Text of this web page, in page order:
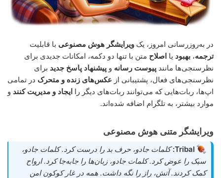
در به‌روزرسانی امروز، یک ویرایشگر هوش مصنوعی با قابلیت
ترجمه، بهبود یا اصلاح متن با تنها دو دکمه، امکانات جدیدی برای
نظرسنجی‌ها مانند پیوست رسانه و پیشنهاد پاسخ جدید برای
نظرسنجی‌های فعال، پشتیبانی از عکس‌های زنده و متحرک در تمامی
اپ‌ها، ربات‌هایی که می‌توانند ربات‌های دیگر را ایجاد و مدیریت کنند و
موارد بیشتر، به تلگرام اضافه شده‌اند.
ویرایشگر متنی هوش مصنوعی
Tribal: کلمات جادو، حرف بد را درست کرد. کلمات جادو،
سبک را عوض کرد. کلمات جادو، زبان‌ها را جابه‌جا کرد. ارواح
کمک کردند. آتش، راز را نگه داشت. همه در غار کوکون امن